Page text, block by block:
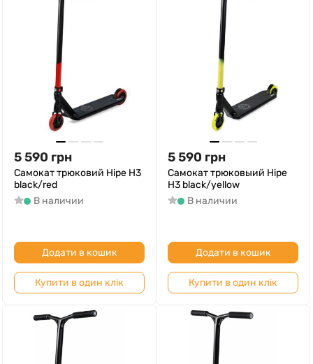
5 590 грн
Самокат трюковий Hipe H3
black/red
В наличии
Додати в кошик
Купити в один клік
5 590 грн
Самокат трюковыий Hipe
H3 black/yellow
В наличии
Додати в кошик
Купити в один клік